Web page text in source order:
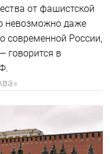
от фашистской
невозможно даже
современной России,
говорится в